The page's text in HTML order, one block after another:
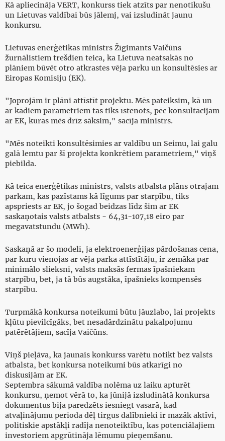
Kā apliecināja VERT, konkurss tiek atzīts par nenotikušu
un Lietuvas valdībai būs jālemj, vai izsludināt jaunu
konkursu.
Lietuvas enerģētikas ministrs Žīgimants Vaičūns
žurnālistiem trešdien teica, ka Lietuva neatsakās no
plāniem būvēt otro atkrastes vēja parku un konsultēsies ar
Eiropas Komisiju (EK).
"Joprojām ir plāni attīstīt projektu. Mēs pateiksim, kā un
ar kādiem parametriem tas tiks īstenots, pēc konsultācijām
ar EK, kuras mēs drīz sāksim," sacīja ministrs.
"Mēs noteikti konsultēsimies ar valdību un Seimu, lai galu
galā lemtu par šī projekta konkrētiem parametriem," viņš
piebilda.
Kā teica enerģētikas ministrs, valsts atbalsta plāns otrajam
parkam, kas pazīstams kā līgums par starpību, tiks
apspriests ar EK, jo šogad beidzas līdz šim ar EK
saskaņotais valsts atbalsts - 64,31-107,18 eiro par
megavatstundu (MWh).
Saskaņā ar šo modeli, ja elektroenerģijas pārdošanas cena,
par kuru vienojas ar vēja parka attīstītāju, ir zemāka par
minimālo slieksni, valsts maksās fermas īpašniekam
starpību, bet, ja tā būs augstāka, īpašnieks kompensēs
starpību.
Turpmākā konkursa noteikumi būtu jāuzlabo, lai projekts
kļūtu pievilcīgāks, bet nesadārdzinātu pakalpojumu
patērētājiem, sacīja Vaičūns.
Viņš pieļāva, ka jaunais konkurss varētu notikt bez valsts
atbalsta, bet konkursa noteikumi būs atkarīgi no
diskusijām ar EK.
Septembra sākumā valdība nolēma uz laiku apturēt
konkursu, ņemot vērā to, ka jūnijā izsludinātā konkursa
dokumentus bija paredzēts iesniegt vasarā, kad
atvaļinājumu perioda dēļ tirgus dalībnieki ir mazāk aktīvi,
politiskie apstākļi radīja nenoteiktību, kas potenciālajiem
investoriem apgrūtināja lēmumu pieņemšanu.